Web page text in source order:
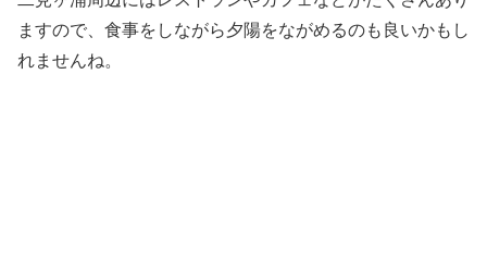
ますので、食事をしながら夕陽をながめるのも良いかもし
れませんね。